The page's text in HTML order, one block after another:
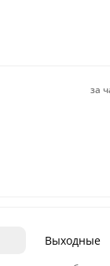
за
Выходные